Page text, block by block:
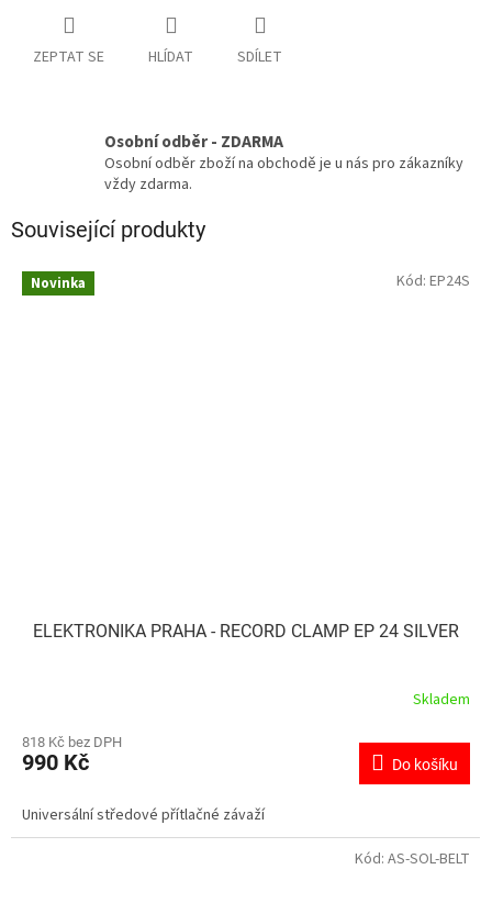
ZEPTAT SE HLÍDAT SDÍLET
Osobní odběr - ZDARMA
Osobní odběr zboží na obchodě je u nás pro zákazníky
vždy zdarma.
Související produkty
Novinka
ELEKTRONIKA PRAHA - RECORD CLAMP EP 24 SILVER
Skladem
818 Kč bez DPH
990 Kč Do košíku
Universální středové přítlačné závaží
Kód: EP24S
Kód: AS-SOL-BELT